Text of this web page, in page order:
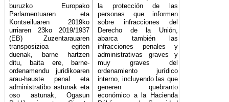
buruzko Europako
Parlamentuaren eta
Kontseiluaren 2019ko
urriaren 23ko 2019/1937
(EB) Zuzentarauaren
transposizioa egiten
duenak, barne hartzen
ditu, baita ere, barne-
ordenamendu juridikoaren
arau-hauste penal eta
administratibo astunak eta
oso astunak, Ogasun
la protección de las
personas que informen
sobre infracciones del
Derecho de la Unión,
abarca también las
infracciones penales y
administrativas graves y
muy graves del
ordenamiento jurídico
interno, incluyendo las que
generen quebranto
económico a la Hacienda